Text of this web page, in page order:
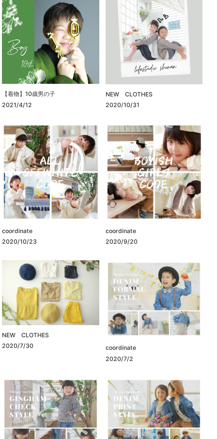
【着物】10歳男の子
2021/4/12
NEW CLOTHES
2020/10/31
coordinate
2020/10/23
coordinate
2020/9/20
NEW CLOTHES
2020/7/30
coordinate
2020/7/2